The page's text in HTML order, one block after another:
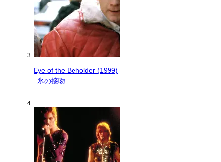
Eye of the Beholder (1999)
: 氷の接吻